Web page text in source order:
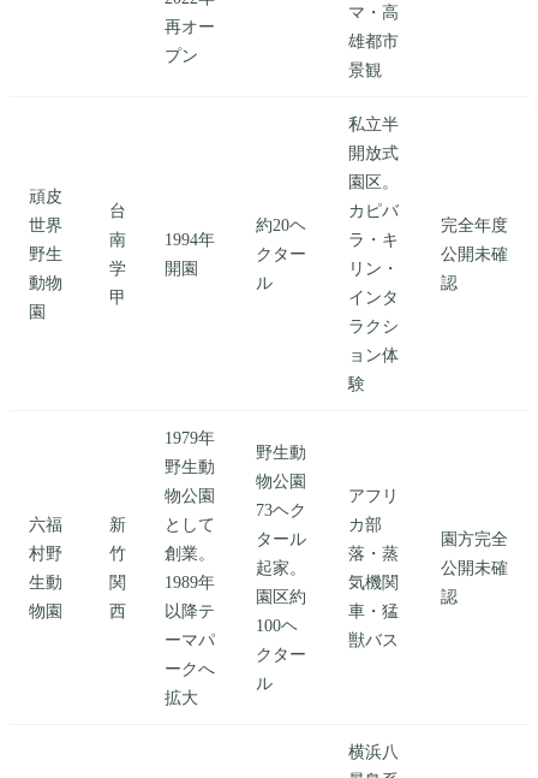
再オー
プン
マ・高
雄都市
景観
頑皮
世界
野生
動物
園
台
南
学
甲
1994年
開園
約20ヘ
クター
ル
私立半
開放式
園区。
カピバ
ラ・キ
リン・
インタ
ラクシ
ョン体
験
完全年度
公開未確
認
六福
村野
生動
物園
新
竹
関
西
1979年
野生動
物公園
として
創業。
1989年
以降テ
ーマパ
ークへ
拡大
野生動
物公園
73ヘク
タール
起家。
園区約
100ヘ
クター
ル
アフリ
カ部
落・蒸
気機関
車・猛
獣バス
園方完全
公開未確
認
横浜八